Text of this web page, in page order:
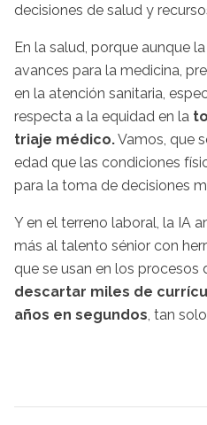
decisiones de salud y
En la salud, porque aunque
avances para la medicina,
en la atención sanitaria,
respecta a la equidad en la
triaje médico.Vamos, que
edad que las condiciones
para la toma de decisiones
Y en el terreno laboral, la IA
más al talento sénior con
que se usan en los procesos
descartar miles de
años en segundos , tan